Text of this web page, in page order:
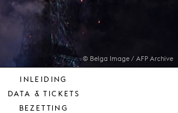
JONG
PUBLIEK
DE
MUNT
ONS
© Belga Image / AFP Archive
INLEIDING
DATA & TICKETS
BEZETTING